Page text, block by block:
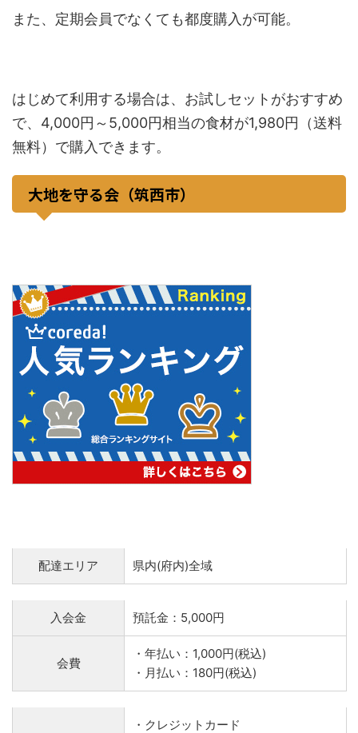
また、定期会員でなくても都度購入が可能。
はじめて利用する場合は、お試しセットがおすすめ
で、4,000円～5,000円相当の食材が1,980円（送料
無料）で購入できます。
大地を守る会（筑西市）
配達エリア 県内(府内)全域
入会金 預託金：5,000円
会費
・年払い：1,000円(税込)
・月払い：180円(税込)
・クレジットカード